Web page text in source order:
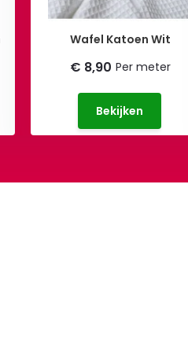
Wafel Katoen Wit
€ 8,90 Per meter
Bekijken